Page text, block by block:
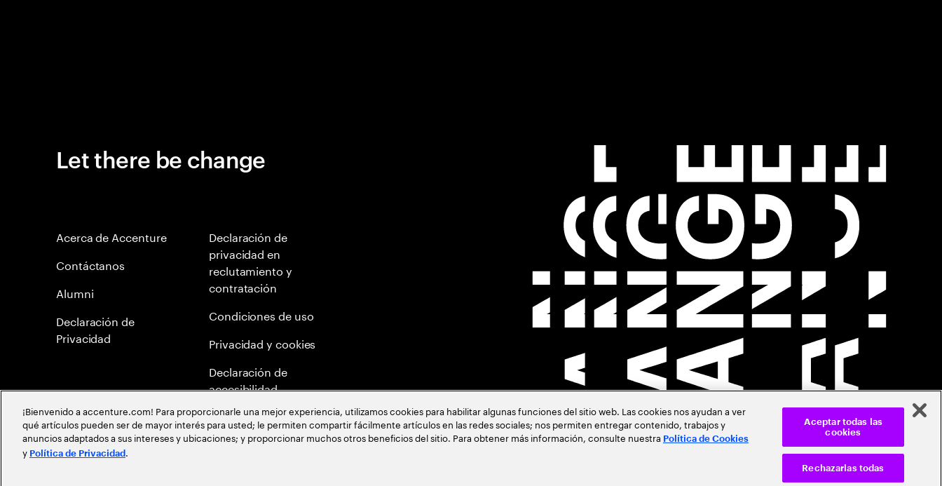
Let there be change
Acerca de Accenture
Contáctanos
Alumni
Declaración de
Privacidad
Declaración de
privacidad en
reclutamiento y
contratación
Condiciones de uso
Privacidad y cookies
Declaración de
accesibilidad
Mapa del Sitio
Meritocracia Global
¡Bienvenido a accenture.com! Para proporcionarle una mejor experiencia, utilizamos cookies para habilitar algunas funciones del sitio web. Las cookies nos ayudan a ver
qué artículos pueden ser de mayor interés para usted; le permiten compartir fácilmente artículos en las redes sociales; nos permiten entregar contenido, trabajos y
anuncios adaptados a sus intereses y ubicaciones; y proporcionar muchos otros beneficios del sitio. Para obtener más información, consulte nuestra Política de Cookies
y Política de Privacidad .
Rechazarlas todas
Aceptar todas las
cookies